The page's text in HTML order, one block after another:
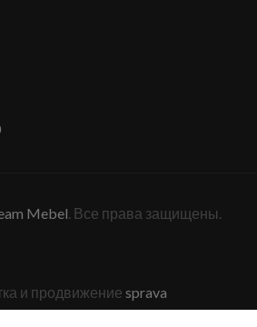
Mebel. Все права защищены.
и продвижение sprava